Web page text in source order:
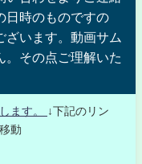
日時のものですの
ざいます。動画サム
。その点ご理解いた
ます。
↓下記のリン
動